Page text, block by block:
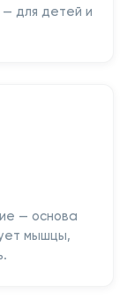
для детей и
— основа
мышцы,